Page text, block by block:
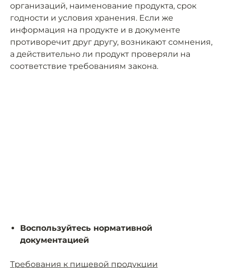
организаций, наименование продукта, срок
годности и условия хранения. Если же
информация на продукте и в документе
противоречит друг другу, возникают сомнения,
а действительно ли продукт проверяли на
соответствие требованиям закона.
Воспользуйтесь нормативной
документацией
Требования к пищевой продукции